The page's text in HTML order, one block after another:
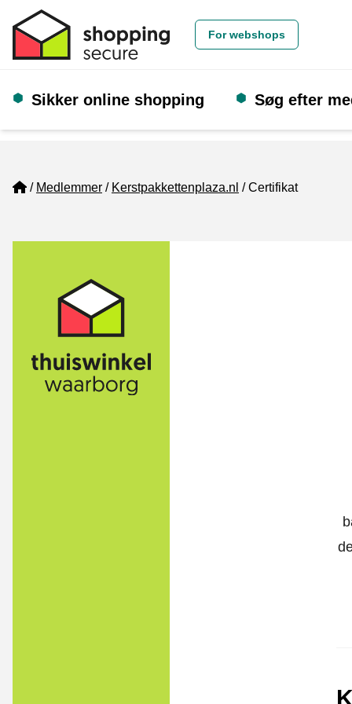
For webshops
Sikker online shopping Søg efter
Home
Medlemmer Kerstpakkettenplaza.nl Certifikat